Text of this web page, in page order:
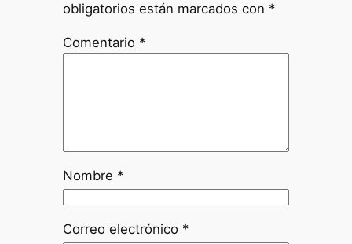
obligatorios están marcados con *
Comentario *
Nombre *
Correo electrónico *